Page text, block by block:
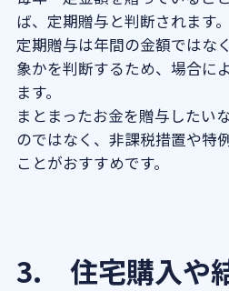
ば、定期贈与と判断されます。
定期贈与は年間の金額ではな
象かを判断するため、場合に
ます。
まとまったお金を贈与したい
のではなく、非課税措置や特
ことがおすすめです。
3. 住宅購入や